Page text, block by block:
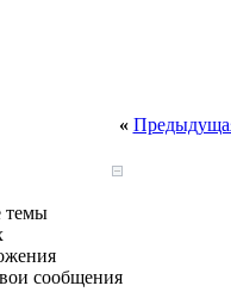
«
темы
сообщения